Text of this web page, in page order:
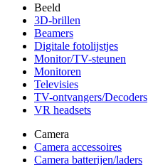
Beeld
3D-brillen
Beamers
Digitale fotolijstjes
Monitor/TV-steunen
Monitoren
Televisies
TV-ontvangers/Decoders
VR headsets
Camera
Camera accessoires
Camera batterijen/laders